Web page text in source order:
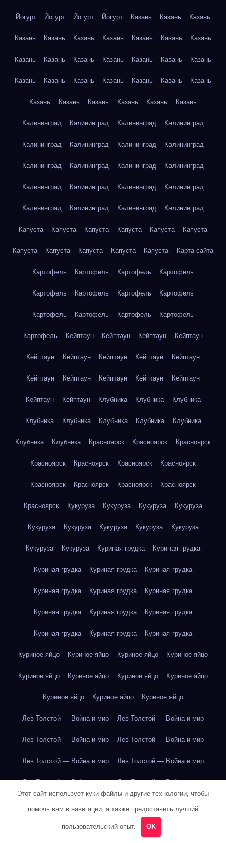
Йогурт Йогурт Йогурт Йогурт Казань Казань Казань
Казань Казань Казань Казань Казань Казань Казань
Казань Казань Казань Казань Казань Казань Казань
Казань Казань Казань Казань Казань Казань Казань
Казань Казань Казань Казань Казань Казань
Калининград Калининград Калининград Калининград
Калининград Калининград Калининград Калининград
Калининград Калининград Калининград Калининград
Калининград Калининград Калининград Калининград
Калининград Калининград Калининград Калининград
Капуста Капуста Капуста Капуста Капуста Капуста
Капуста Капуста Капуста Капуста Капуста Карта сайта
Картофель Картофель Картофель Картофель
Картофель Картофель Картофель Картофель
Картофель Картофель Картофель Картофель
Картофель Кейптаун Кейптаун Кейптаун Кейптаун
Кейптаун Кейптаун Кейптаун Кейптаун Кейптаун
Кейптаун Кейптаун Кейптаун Кейптаун Кейптаун
Кейптаун Кейптаун Клубника Клубника Клубника
Клубника Клубника Клубника Клубника Клубника
Клубника Клубника Красноярск Красноярск Красноярск
Красноярск Красноярск Красноярск Красноярск
Красноярск Красноярск Красноярск Красноярск
Красноярск Кукуруза Кукуруза Кукуруза Кукуруза
Кукуруза Кукуруза Кукуруза Кукуруза Кукуруза
Кукуруза Кукуруза Куриная грудка Куриная грудка
Куриная грудка Куриная грудка Куриная грудка
Куриная грудка Куриная грудка Куриная грудка
Куриная грудка Куриная грудка Куриная грудка
Куриная грудка Куриная грудка Куриная грудка
Куриное яйцо Куриное яйцо Куриное яйцо Куриное яйцо
Куриное яйцо Куриное яйцо Куриное яйцо Куриное яйцо
Куриное яйцо Куриное яйцо Куриное яйцо
Лев Толстой — Война и мир Лев Толстой — Война и мир
Лев Толстой — Война и мир Лев Толстой — Война и мир
Лев Толстой — Война и мир Лев Толстой — Война и мир
Лев Толстой — Война и мир Лев Толстой — Война и мир
Лев Толстой — Война и мир Лев Толстой — Война и мир
Этот сайт использует куки-файлы и другие технологии, чтобы
помочь вам в навигации, а также предоставить лучший
пользовательский опыт. OK